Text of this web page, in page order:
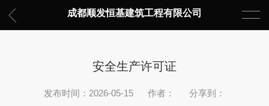
成都顺发恒基建筑工程有限公司
安全生产许可证
发布时间：2026-05-15 作者：
分享到：